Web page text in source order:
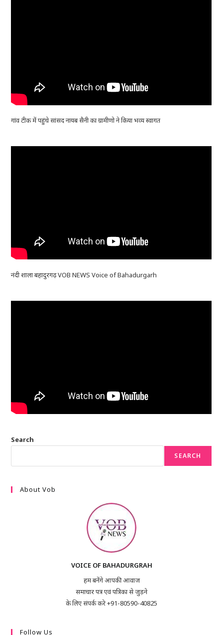
गांव टीक में पहुंचे सांसद नायब सैनी का ग्रामीणो ने किया भव्य स्वागत
नंदी शाला बहादुरगढ़ VOB NEWS Voice of Bahadurgarh
Search
SEARCH
About Vob
VOICE OF BAHADURGRAH
हम बनेंगे आपकी आवाज
समाचार पत्र एवं पत्रिका से जुड़ने
के लिए संपर्क करे +91-80590-40825
Follow Us